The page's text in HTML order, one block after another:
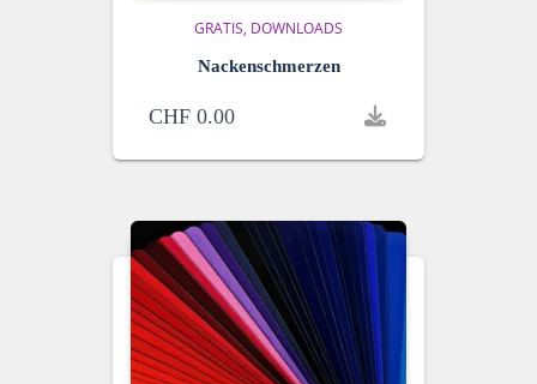
GRATIS DOWNLOADS
Nackenschmerzen
CHF 0.00